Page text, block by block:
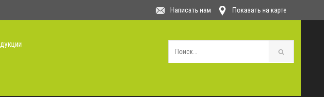
Написать нам Показать на карте